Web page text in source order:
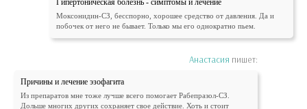
Гипертоническая болезнь - симптомы и лечение
Моксонидин-СЗ, бесспорно, хорошее средство от давления. Да и
побочек от него не бывает. Только мы его однократно пьем.
Анастасия пишет:
Причины и лечение эзофагита
Из препаратов мне тоже лучше всего помогает Рабепразол-СЗ.
Дольше многих других сохраняет свое действие. Хоть и стоит